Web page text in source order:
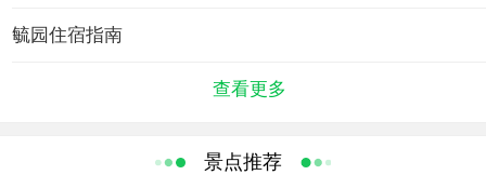
毓园住宿指南
查看更多
景点推荐